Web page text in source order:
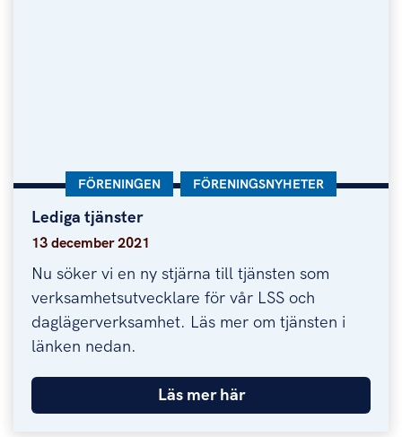
Lediga tjänster
Lediga tjänster
KATEGORI:
FÖRENINGEN KATEGORI:
FÖRENINGSNYHETER
13 december 2021
Nu söker vi en ny stjärna till tjänsten som
verksamhetsutvecklare för vår LSS och
daglägerverksamhet. Läs mer om tjänsten i
länken nedan.
Läs mer här